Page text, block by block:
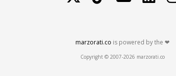
marzorati.co is powered by the ❤
Copyright © 2007-2026 marzorati.co